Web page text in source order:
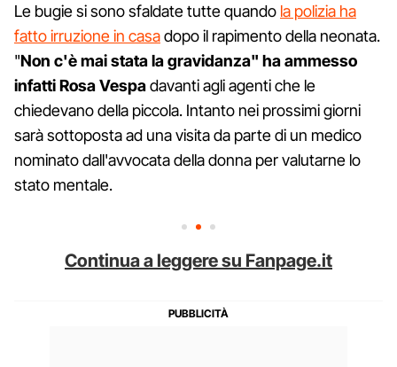
Le bugie si sono sfaldate tutte quando la polizia ha
fatto irruzione in casadopo il rapimento della neonata.
"Non c'è mai stata la gravidanza" ha ammesso
infatti Rosa Vespadavanti agli agenti che le
chiedevano della piccola. Intanto nei prossimi giorni
sarà sottoposta ad una visita da parte di un medico
nominato dall'avvocata della donna per valutarne lo
stato mentale.
Continua a leggere su Fanpage.it